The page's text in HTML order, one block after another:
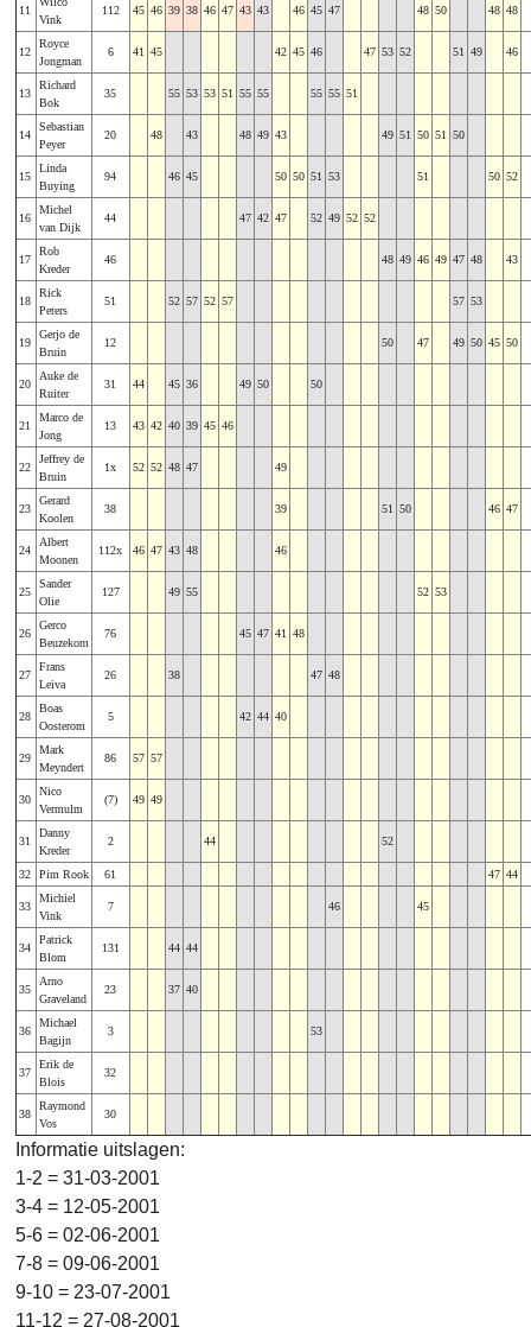
11
Vink
112 45 46 39 38 46 47 43 43 46 45 47 48 50 48 48
12
Royce
Jongman
6 41 45 42 45 46 47 53 52 51 49 46
13
Richard
Bok
35 55 53 53 51 55 55 55 55 51
14
Sebastian
Peyer
20 48 43 48 49 43 49 51 50 51 50
15
Linda
Buying
94 46 45 50 50 51 53 51 50 52
16
Michel
van Dijk
44 47 42 47 52 49 52 52
17
Rob
Kreder
46 48 49 46 49 47 48 43
18
Rick
Peters
51 52 57 52 57 57 53
19
Gerjo de
Bruin
12 50 47 49 50 45 50
20
Auke de
Ruiter
31 44 45 36 49 50 50
21
Marco de
Jong
13 43 42 40 39 45 46
22
Jeffrey de
Bruin
1x 52 52 48 47 49
23
Gerard
Koolen
38 39 51 50 46 47
24
Albert
Moonen
112x 46 47 43 48 46
25
Sander
Olie
127 49 55 52 53
26
Gerco
Beuzekom
76 45 47 41 48
27
Frans
Leiva
26 38 47 48
28
Boas
Oosterom
5 42 44 40
29
Mark
Meyndert
86 57 57
30
Nico
Vermulm
(7) 49 49
31
Danny
Kreder
2 44 52
32 Pim Rook 61 47 44
33
Michiel
Vink
7 46 45
34
Patrick
Blom
131 44 44
35
Arno
Graveland
23 37 40
36
Michael
Bagijn
3 53
37
Erik de
Blois
32
38
Raymond
Vos
30
Informatie uitslagen:
1-2 = 31-03-2001
3-4 = 12-05-2001
5-6 = 02-06-2001
7-8 = 09-06-2001
9-10 = 23-07-2001
11-12 = 27-08-2001